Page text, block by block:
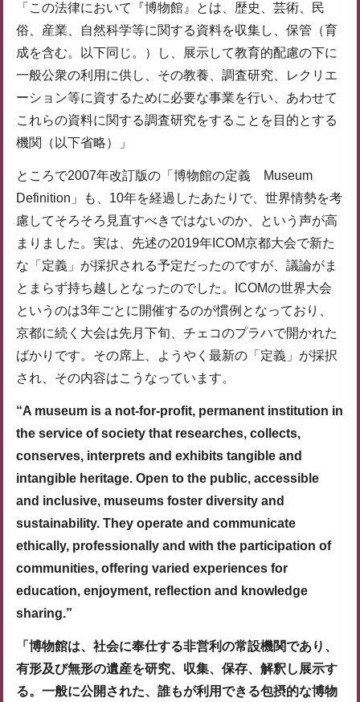
「この法律において『博物館』とは、歴史、芸術、民
俗、産業、自然科学等に関する資料を収集し、保管（育
成を含む。以下同じ。）し、展示して教育的配慮の下に
一般公衆の利用に供し、その教養、調査研究、レクリエ
ーション等に資するために必要な事業を行い、あわせて
これらの資料に関する調査研究をすることを目的とする
機関（以下省略）」
ところで2007年改訂版の「博物館の定義 Museum
Definition」も、10年を経過したあたりで、世界情勢を考
慮してそろそろ見直すべきではないのか、という声が高
まりました。実は、先述の2019年ICOM京都大会で新た
な「定義」が採択される予定だったのですが、議論がま
とまらず持ち越しとなったのでした。ICOMの世界大会
というのは3年ごとに開催するのが慣例となっており、
京都に続く大会は先月下旬、チェコのプラハで開かれた
ばかりです。その席上、ようやく最新の「定義」が採択
され、その内容はこうなっています。
“A museum is a not-for-profit, permanent institution in
the service of society that researches, collects,
conserves, interprets and exhibits tangible and
intangible heritage. Open to the public, accessible
and inclusive, museums foster diversity and
sustainability. They operate and communicate
ethically, professionally and with the participation of
communities, offering varied experiences for
education, enjoyment, reflection and knowledge
sharing.”
「博物館は、社会に奉仕する非営利の常設機関であり、
有形及び無形の遺産を研究、収集、保存、解釈し展示す
る。一般に公開された、誰もが利用できる包摂的な博物